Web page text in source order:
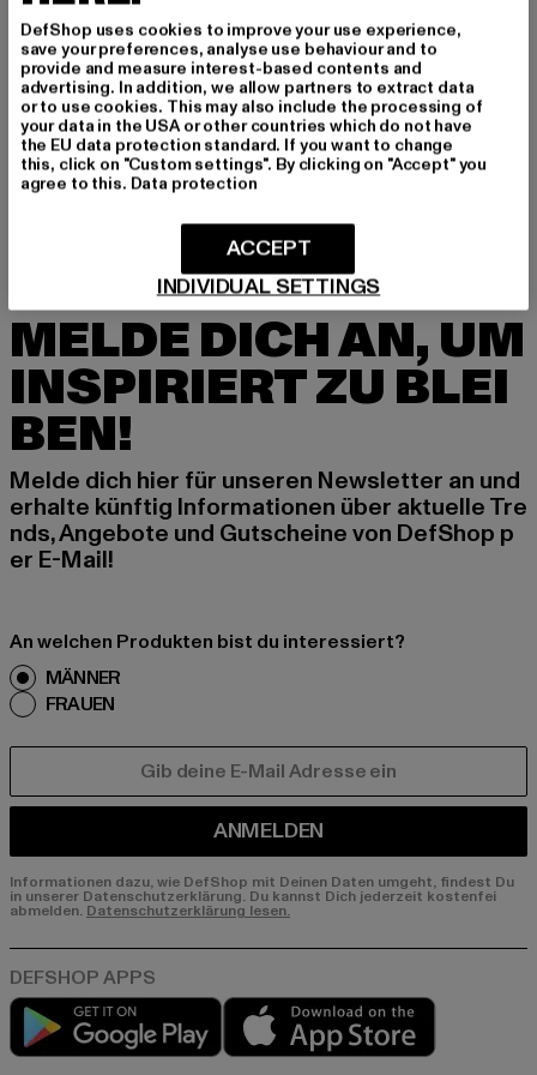
ELLESSE
Azzy
16,10 EUR
Derzeitiger Preis: 16,10 EUR
34,99 EURAktionspreis: 34,99 EUR
ELLESSE
Tiger
22,05 EUR
Derzeitiger Preis: 22,05 EUR
44,99 EURAktionspreis:
MELDE DICH AN, UM
INSPIRIERT ZU BLEI
BEN!
Melde dich hier für unseren Newsletter an und
erhalte künftig Informationen über aktuelle Tre
nds, Angebote und Gutscheine von DefShop p
er E-Mail!
An welchen Produkten bist du interessiert?
MÄNNER
FRAUEN
ANMELDEN
Informationen dazu, wie DefShop mit Deinen Daten umgeht, findest Du
in unserer Datenschutzerklärung. Du kannst Dich jederzeit kostenfei
abmelden. Datenschutzerklärung lesen.
Play market
DefShop uses cookies to improve your use experience,
save your preferences, analyse use behaviour and to
provide and measure interest-based contents and
advertising. In addition, we allow partners to extract data
or to use cookies. This may also include the processing of
your data in the USA or other countries which do not have
the EU data protection standard. If you want to change
this, click on "Custom settings". By clicking on "Accept" you
agree to this. Data protection
INDIVIDUAL SETTINGS
ACCEPT